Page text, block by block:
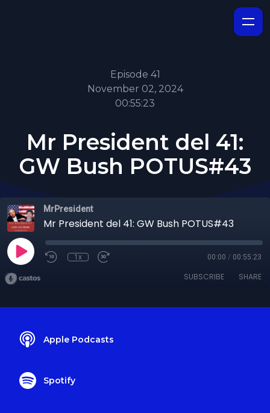
Episode 41
November 02, 2024
00:55:23
Mr President del 41:
GW Bush POTUS#43
MrPresident
Mr President del 41: GW Bush POTUS#43
1x 00:00 / 00:55:23
SUBSCRIBE SHARE
Apple Podcasts
Spotify